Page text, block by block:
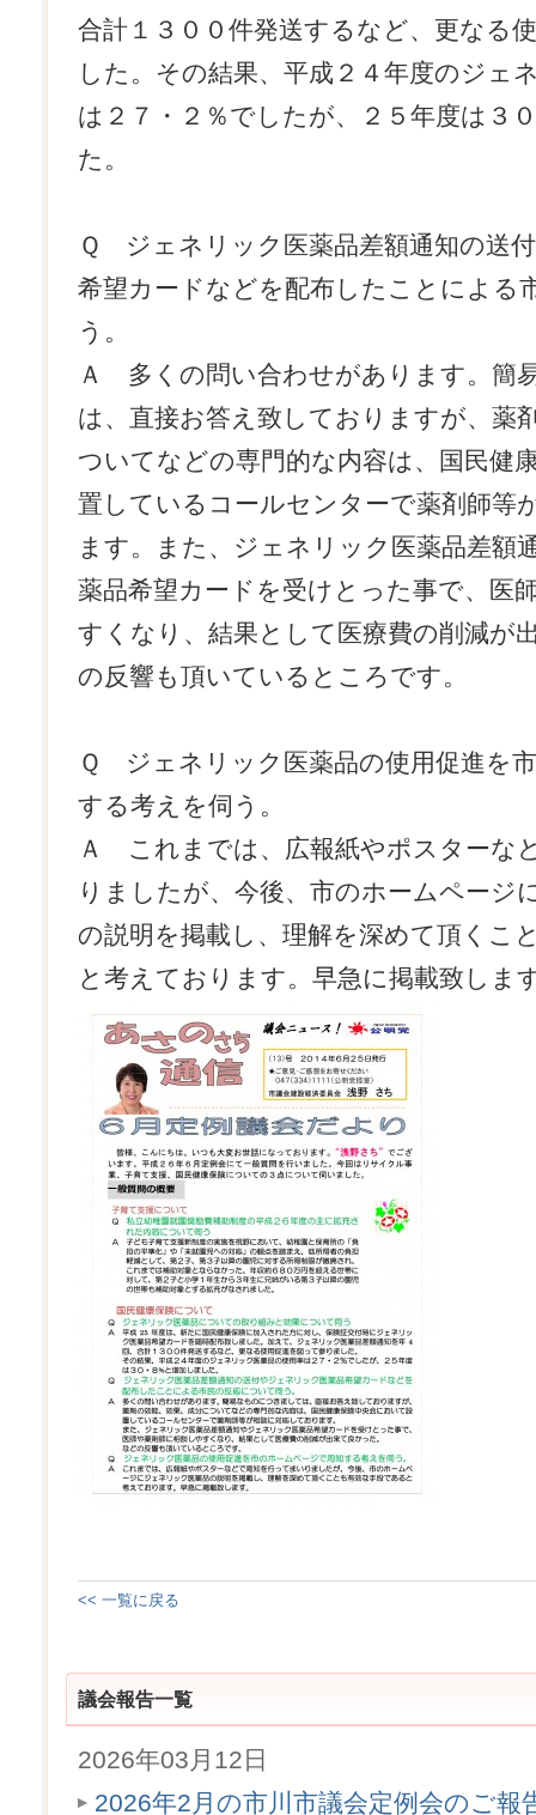
合計１３００件発送するなど、更なる
した。その結果、平成２４年度のジェ
は２７・２％でしたが、２５年度は３
た。
Ｑ ジェネリック医薬品差額通知の送
希望カードなどを配布したことによる
う。
Ａ 多くの問い合わせがあります。簡
は、直接お答え致しておりますが、薬
ついてなどの専門的な内容は、国民健
置しているコールセンターで薬剤師等
ます。また、ジェネリック医薬品差額
薬品希望カードを受けとった事で、医
すくなり、結果として医療費の削減が
の反響も頂いているところです。
Ｑ ジェネリック医薬品の使用促進を
する考えを伺う。
Ａ これまでは、広報紙やポスターな
りましたが、今後、市のホームページ
の説明を掲載し、理解を深めて頂くこ
と考えております。早急に掲載致しま
<< 一覧に戻る
議会報告一覧
2026年03月12日
2026年2月の市川市議会定例会のご報